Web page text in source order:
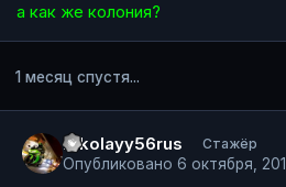
а как же колония?
1 месяц спустя...
Nikolayy56rus Стажёр
Опубликовано 6 октября,